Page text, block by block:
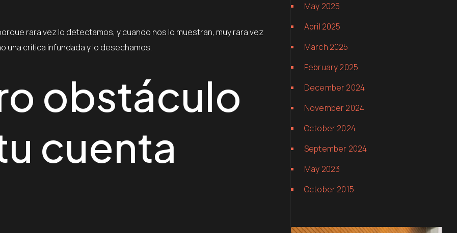
rara vez lo detectamos, y cuando nos lo muestran, muy rara vez
una crítica infundada y lo desechamos.
obstáculo
cuenta
May 2025
April 2025
March 2025
February 2025
December 2024
November 2024
October 2024
September 2024
May 2023
October 2015